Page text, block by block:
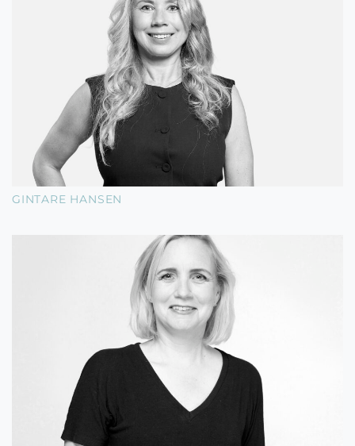
GINTARE HANSEN